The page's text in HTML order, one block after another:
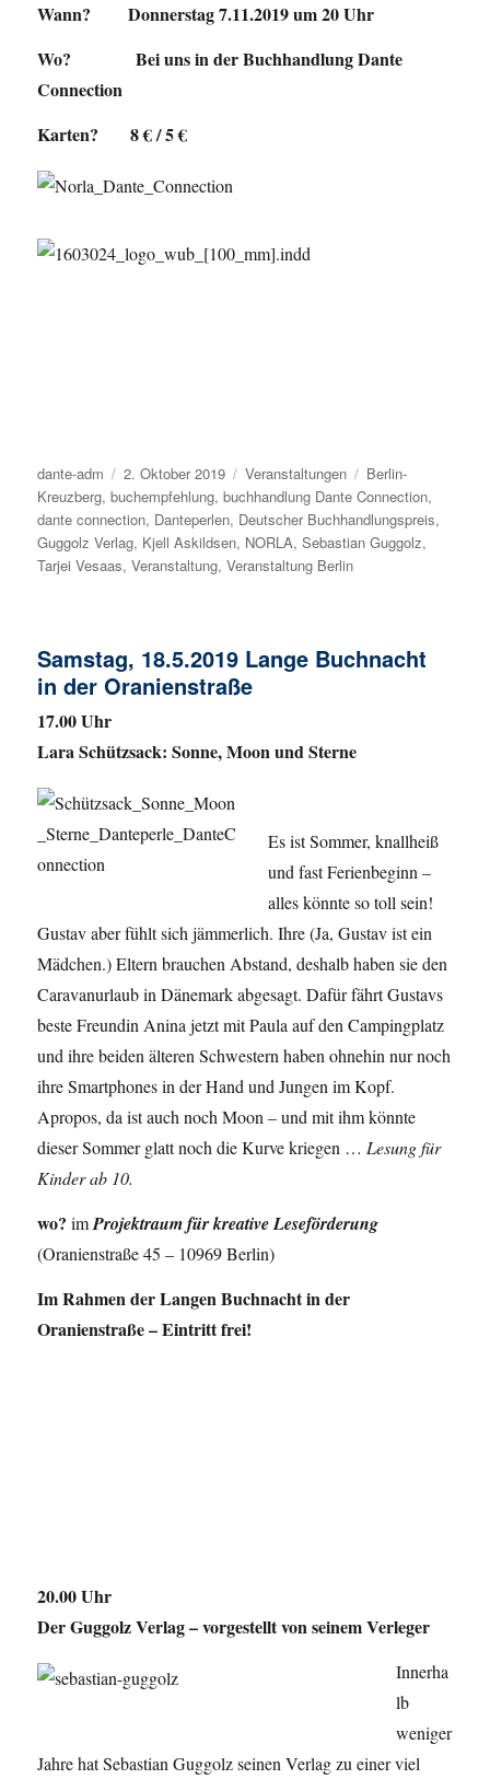
Wann? Donnerstag 7.11.2019 um 20 Uhr
Wo? Bei uns in der Buchhandlung Dante
Connection
Karten? 8 € / 5 €
Autor
dante-adm
Veröffentlicht
am
2. Oktober 2019 Kategorien
Veranstaltungen Schlagwörter
Berlin-
Kreuzberg,buchempfehlung,buchhandlung Dante Connection,
dante connection, Danteperlen, Deutscher Buchhandlungspreis,
Guggolz Verlag, Kjell Askildsen, NORLA,Sebastian Guggolz,
Tarjei Vesaas,Veranstaltung,Veranstaltung Berlin
Samstag, 18.5.2019 Lange Buchnacht
in der Oranienstraße
17.00 Uhr
Lara Schützsack: Sonne, Moon und Sterne
Es ist Sommer, knallheiß
und fast Ferienbeginn –
alles könnte so toll sein!
Gustav aber fühlt sich jämmerlich. Ihre (Ja, Gustav ist ein
Mädchen.) Eltern brauchen Abstand, deshalb haben sie den
Caravanurlaub in Dänemark abgesagt. Dafür fährt Gustavs
beste Freundin Anina jetzt mit Paula auf den Campingplatz
und ihre beiden älteren Schwestern haben ohnehin nur noch
ihre Smartphones in der Hand und Jungen im Kopf.
Apropos, da ist auch noch Moon – und mit ihm könnte
dieser Sommer glatt noch die Kurve kriegen … Lesung für
Kinder ab 10.
wo? im Projektraum für kreative Leseförderung
(Oranienstraße 45 – 10969 Berlin)
Im Rahmen der Langen Buchnacht in der
Oranienstraße – Eintritt frei!
20.00 Uhr
Der Guggolz Verlag – vorgestellt von seinem Verleger
Innerha
lb
weniger
Jahre hat Sebastian Guggolz seinen Verlag zu einer viel